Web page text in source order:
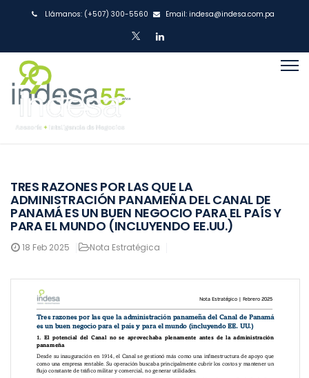
Llámanos: (+507) 300-5560 Email: indesa@indesa.com.pa
TRES RAZONES POR LAS QUE LA
ADMINISTRACIÓN PANAMEÑA DEL CANAL DE
PANAMÁ ES UN BUEN NEGOCIO PARA EL PAÍS Y
PARA EL MUNDO (INCLUYENDO EE.UU.)
18 Feb 2025 Nota Estratégica